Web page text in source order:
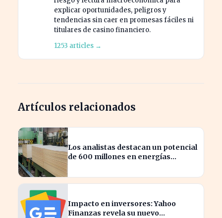
explicar oportunidades, peligros y
tendencias sin caer en promesas fáciles ni
titulares de casino financiero.
1253 articles →
Artículos relacionados
Los analistas destacan un potencial
de 600 millones en energías
Impacto en inversores: Yahoo
Finanzas revela su nuevo